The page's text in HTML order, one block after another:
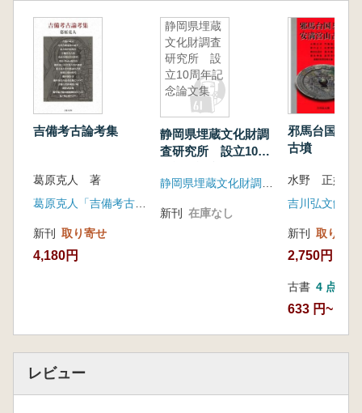
吉備考古論考集
葛原克人 著
葛原克人「吉備考古論考集」刊行会(吉備人出版)
新刊 取り寄せ
4,180円
静岡県埋蔵
文化財調査
研究所 設
立10周年記
念論文集
静岡県埋蔵文化財調
査研究所 設立10周
新刊 在庫なし
邪馬台国と
古墳
吉川弘文館
新刊 取り寄せ
2,750円
古書 4 点
633 円~
レビュー